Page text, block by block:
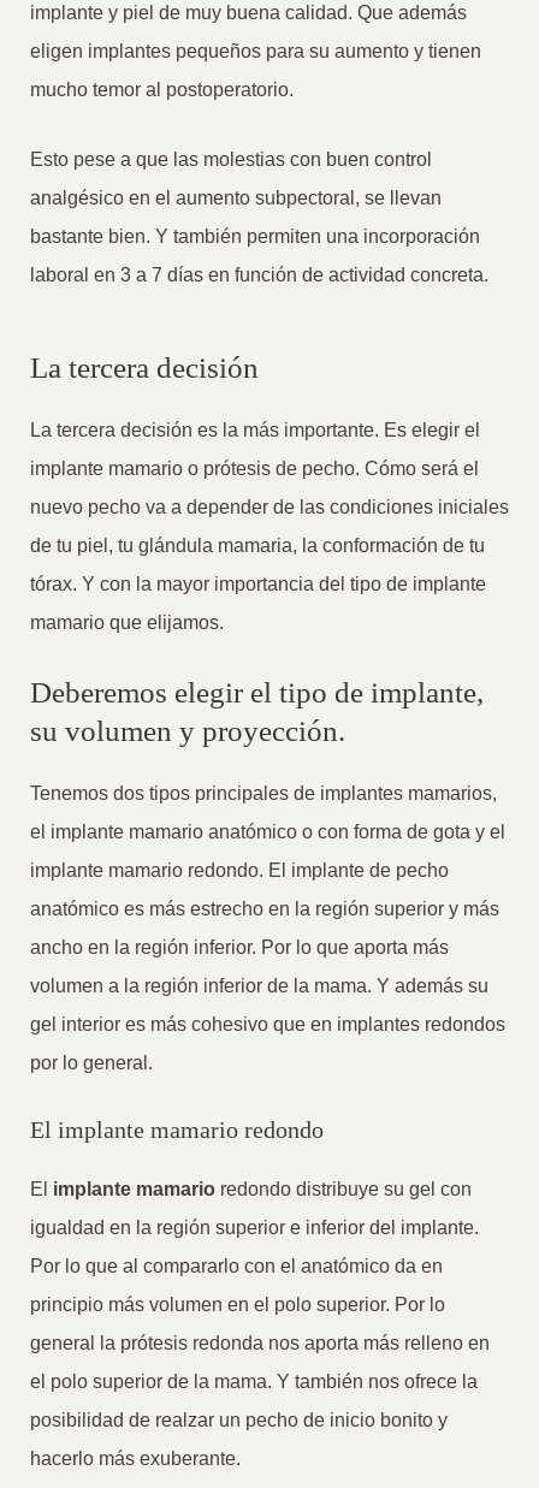
implante y piel de muy buena calidad. Que además
eligen implantes pequeños para su aumento y tienen
mucho temor al postoperatorio.
Esto pese a que las molestias con buen control
analgésico en el aumento subpectoral, se llevan
bastante bien. Y también permiten una incorporación
laboral en 3 a 7 días en función de actividad concreta.
La tercera decisión
La tercera decisión es la más importante. Es elegir el
implante mamario o prótesis de pecho. Cómo será el
nuevo pecho va a depender de las condiciones iniciales
de tu piel, tu glándula mamaria, la conformación de tu
tórax. Y con la mayor importancia del tipo de implante
mamario que elijamos.
Deberemos elegir el tipo de implante,
su volumen y proyección.
Tenemos dos tipos principales de implantes mamarios,
el implante mamario anatómico o con forma de gota y el
implante mamario redondo. El implante de pecho
anatómico es más estrecho en la región superior y más
ancho en la región inferior. Por lo que aporta más
volumen a la región inferior de la mama. Y además su
gel interior es más cohesivo que en implantes redondos
por lo general.
El implante mamario redondo
El implante mamario redondo distribuye su gel con
igualdad en la región superior e inferior del implante.
Por lo que al compararlo con el anatómico da en
principio más volumen en el polo superior. Por lo
general la prótesis redonda nos aporta más relleno en
el polo superior de la mama. Y también nos ofrece la
posibilidad de realzar un pecho de inicio bonito y
hacerlo más exuberante.